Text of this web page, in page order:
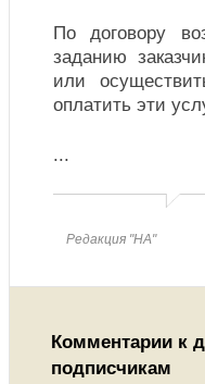
По договору
заданию
или
оплатить эти
...
Редакция "НА"
Комментарии к
подписчикам